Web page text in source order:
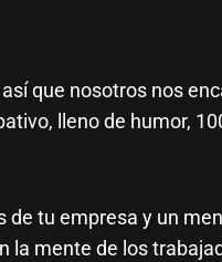
que nosotros nos
lleno de humor,
tu empresa y un
la mente de los